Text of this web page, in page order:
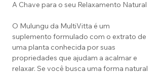
A Chave para o seu Relaxamento Natural
O Mulungu da MultiVitta é um
suplemento formulado com o extrato de
uma planta conhecida por suas
propriedades que ajudam a acalmar e
relaxar. Se você busca uma forma natural